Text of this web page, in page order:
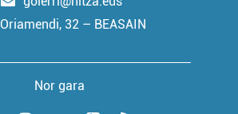
Oriamendi, 32 – BEASAIN
Nor gara